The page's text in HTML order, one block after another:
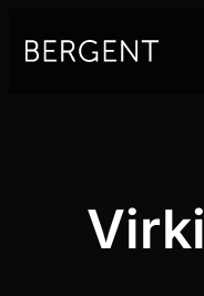
sisältöön